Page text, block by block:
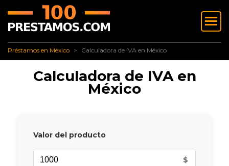
✅ Préstamos en México
Préstamos en México Calculadora de IVA en México
Calculadora de IVA en México
Calculadora de IVA en
México
Valor del producto
$